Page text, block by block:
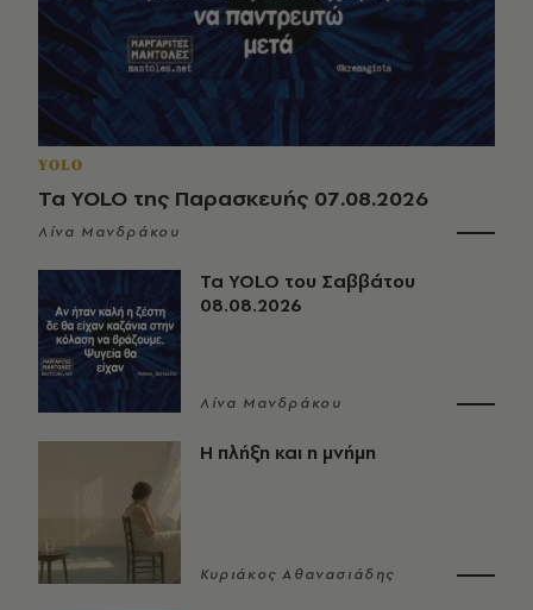
YOLO
Τα YOLO της Παρασκευής 07.08.2026
Λίνα Μανδράκου
Τα YOLO του Σαββάτου
08.08.2026
Λίνα Μανδράκου
Η πλήξη και η μνήμη
Κυριάκος Αθανασιάδης